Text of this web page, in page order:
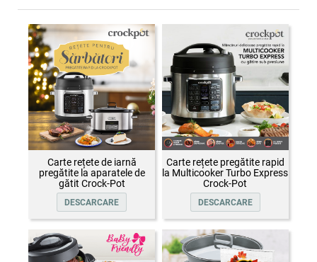
Carte rețete de iarnă
pregătite la aparatele de
gătit Crock-Pot
DESCARCARE
Carte rețete pregătite rapid
la Multicooker Turbo Express
Crock-Pot
DESCARCARE